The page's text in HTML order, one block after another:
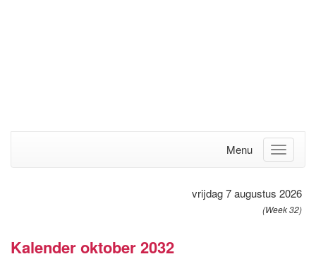
Menu
vrijdag 7 augustus 2026
(Week 32)
Kalender oktober 2032